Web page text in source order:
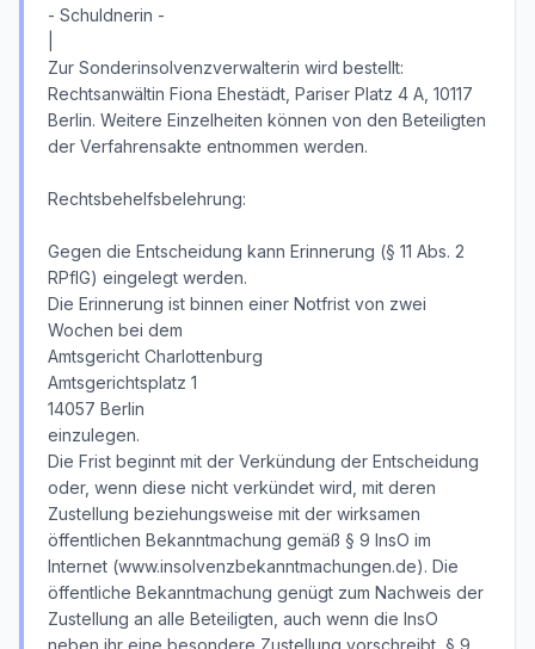
- Schuldnerin -
Zur Sonderinsolvenzverwalterin wird bestellt:
Rechtsanwältin Fiona Ehestädt, Pariser Platz 4 A, 10117
Berlin. Weitere Einzelheiten können von den Beteiligten
der Verfahrensakte entnommen werden.
Rechtsbehelfsbelehrung:
Gegen die Entscheidung kann Erinnerung (§ 11 Abs. 2
RPflG) eingelegt werden.
Die Erinnerung ist binnen einer Notfrist von zwei
Wochen bei dem
Amtsgericht Charlottenburg
Amtsgerichtsplatz 1
14057 Berlin
einzulegen.
Die Frist beginnt mit der Verkündung der Entscheidung
oder, wenn diese nicht verkündet wird, mit deren
Zustellung beziehungsweise mit der wirksamen
öffentlichen Bekanntmachung gemäß § 9 InsO im
Internet (www.insolvenzbekanntmachungen.de). Die
öffentliche Bekanntmachung genügt zum Nachweis der
Zustellung an alle Beteiligten, auch wenn die InsO
neben ihr eine besondere Zustellung vorschreibt, § 9